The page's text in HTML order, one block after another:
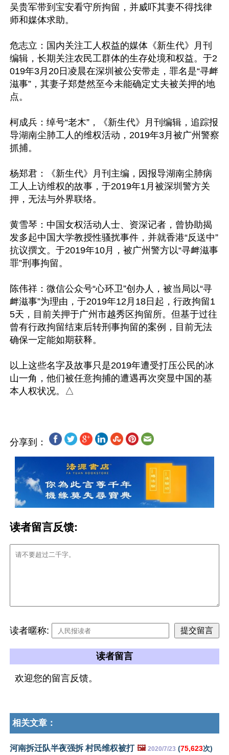
吴贵军带到宝安看守所拘留，并威吓其妻不得找律
师和媒体求助。
危志立：国内关注工人权益的媒体《新生代》月刊
编辑，长期关注农民工群体的生存处境和权益。于2
019年3月20日凌晨在深圳被公安带走，罪名是“寻衅
滋事”，其妻子郑楚然至今未能确定丈夫被关押的地
点。
柯成兵：绰号“老木”，《新生代》月刊编辑，追踪报
导湖南尘肺工人的维权活动，2019年3月被广州警察
抓捕。
杨郑君：《新生代》月刊主编，因报导湖南尘肺病
工人上访维权的故事，于2019年1月被深圳警方关
押，无法与外界联络。
黄雪琴：中国女权活动人士、资深记者，曾协助揭
发多起中国大学教授性骚扰事件，并就香港“反送中”
抗议撰文。于2019年10月，被广州警方以“寻衅滋事
罪”刑事拘留。
陈伟祥：微信公众号“心环卫”创办人，被当局以“寻
衅滋事”为理由，于2019年12月18日起，行政拘留1
5天，目前关押于广州市越秀区拘留所。但基于过往
曾有行政拘留结束后转刑事拘留的案例，目前无法
确保一定能如期获释。
以上这些名字及故事只是2019年遭受打压公民的冰
山一角，他们被任意拘捕的遭遇再次突显中国的基
分享到：
读者留言反馈:
读者暱称:
读者留言
欢迎您的留言反馈。
相关文章：
河南拆迁队半夜强拆 村民维权被打 🖼️ 2020/7/23 (75,623次)